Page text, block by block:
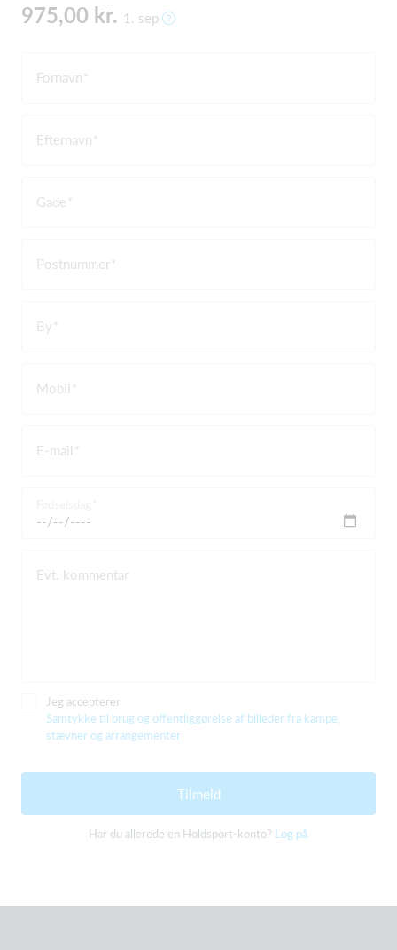
975,00 kr. 1. sep
Fornavn
Efternavn
Gade
Postnummer
By
Mobil
E-mail
Evt. kommentar
Jeg accepterer
Samtykke til brug og offentliggørelse af billeder fra kampe,
stævner og arrangementer
Tilmeld
Har du allerede en Holdsport-konto? Log på